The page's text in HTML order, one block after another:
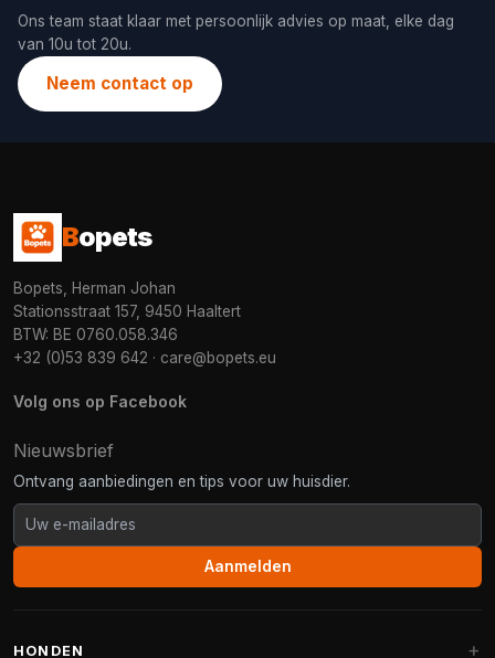
Ons team staat klaar met persoonlijk advies op maat, elke dag
van 10u tot 20u.
Neem contact op
Bopets
Bopets, Herman Johan
Stationsstraat 157, 9450 Haaltert
BTW: BE 0760.058.346
+32 (0)53 839 642 · care@bopets.eu
Volg ons op Facebook
Nieuwsbrief
Ontvang aanbiedingen en tips voor uw huisdier.
Aanmelden
HONDEN